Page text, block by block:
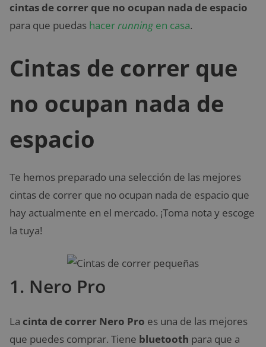
cintas de correr que no ocupan nada de espacio
para que puedas hacerrunning en casa.
Cintas de correr que
no ocupan nada de
espacio
Te hemos preparado una selección de las mejores
cintas de correr que no ocupan nada de espacio que
hay actualmente en el mercado. ¡Toma nota y escoge
la tuya!
1. Nero Pro
La cinta de correr Nero Pro es una de las mejores
que puedes comprar. Tiene bluetooth para que a